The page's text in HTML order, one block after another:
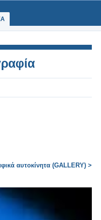
αυτοκίνητα (GALLERY) >